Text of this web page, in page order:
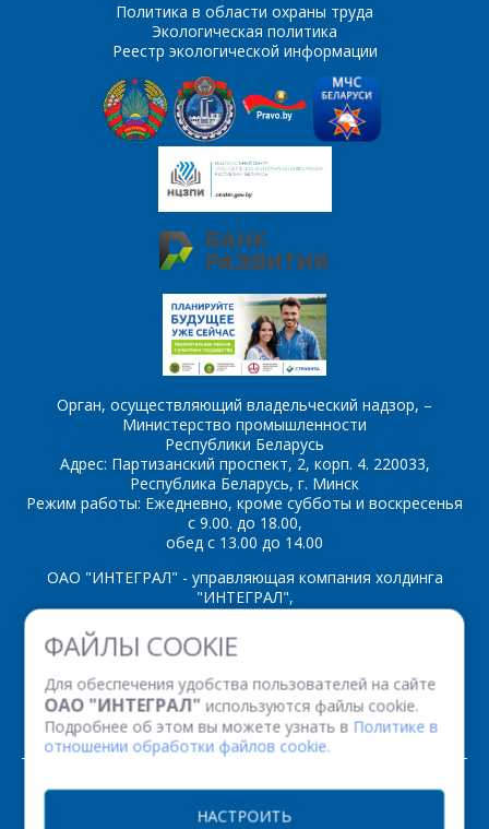
ФАЙЛЫ COOKIE
Для обеспечения удобства пользователей на сайте
ОАО "ИНТЕГРАЛ" используются файлы cookie.
Подробнее об этом вы можете узнать в Политике в
отношении обработки файлов cookie.
НАСТРОИТЬ
Политика в области охраны труда
Экологическая политика
Реестр экологической информации
Орган, осуществляющий владельческий надзор, –
Министерство промышленности
Республики Беларусь
Адрес: Партизанский проспект, 2, корп. 4. 220033,
Республика Беларусь, г. Минск
Режим работы: Ежедневно, кроме субботы и воскресенья
с 9.00. до 18.00,
обед с 13.00 до 14.00
ОАО "ИНТЕГРАЛ" - управляющая компания холдинга
"ИНТЕГРАЛ",
ул. Казинца И.П., д.121А, комната 327, г. Минск, 220108,
Республика Беларусь
Факс: (+375 17) 338 12 94 УНП 100386629
Рег. номер 100386629 от 01.08.2013 г.
© 2026. Все права защищены.